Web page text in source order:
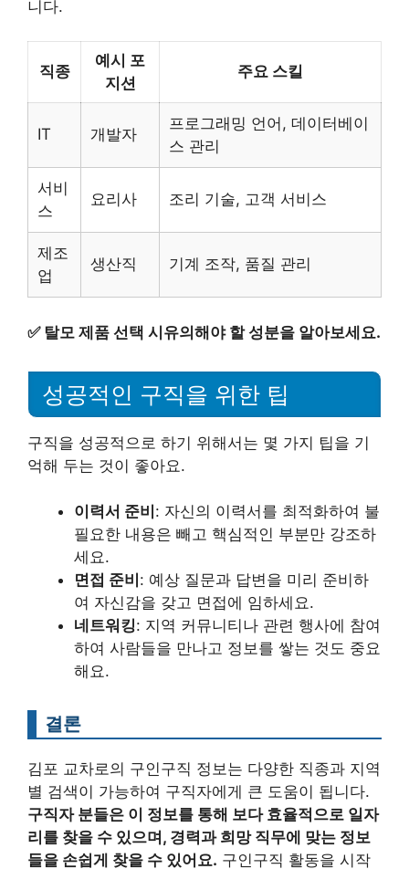
니다.
직종
예시 포
지션
주요 스킬
IT 개발자
프로그래밍 언어, 데이터베이
스 관리
서비
스
요리사 조리 기술, 고객 서비스
제조
업
생산직 기계 조작, 품질 관리
✅ 탈모 제품 선택 시유의해야 할 성분을 알아보세요.
성공적인 구직을 위한 팁
구직을 성공적으로 하기 위해서는 몇 가지 팁을 기
억해 두는 것이 좋아요.
이력서 준비 : 자신의 이력서를 최적화하여 불
필요한 내용은 빼고 핵심적인 부분만 강조하
세요.
면접 준비 : 예상 질문과 답변을 미리 준비하
여 자신감을 갖고 면접에 임하세요.
네트워킹: 지역 커뮤니티나 관련 행사에 참여
하여 사람들을 만나고 정보를 쌓는 것도 중요
해요.
결론
김포 교차로의 구인구직 정보는 다양한 직종과 지역
별 검색이 가능하여 구직자에게 큰 도움이 됩니다.
구직자 분들은 이 정보를 통해 보다 효율적으로 일자
리를 찾을 수 있으며, 경력과 희망 직무에 맞는 정보
들을 손쉽게 찾을 수 있어요. 구인구직 활동을 시작